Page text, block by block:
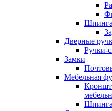
Дверные
Ручки-
Замки
Мебельная